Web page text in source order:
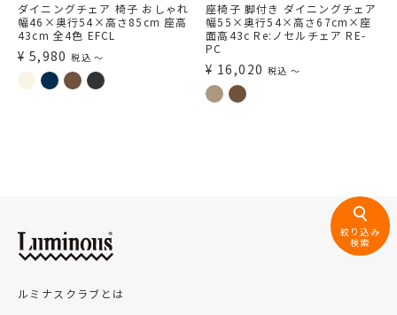
ダイニングチェア 椅子 おしゃれ
幅46×奥行54×高さ85cm 座高
43cm 全4色 EFCL
¥ 5,980 税込 〜
座椅子 脚付き ダイニングチェア
幅55×奥行54×高さ67cm×座
面高43c Re:ノセルチェア RE-
PC
¥ 16,020 税込 〜
絞り込み
検索
ルミナスクラブとは